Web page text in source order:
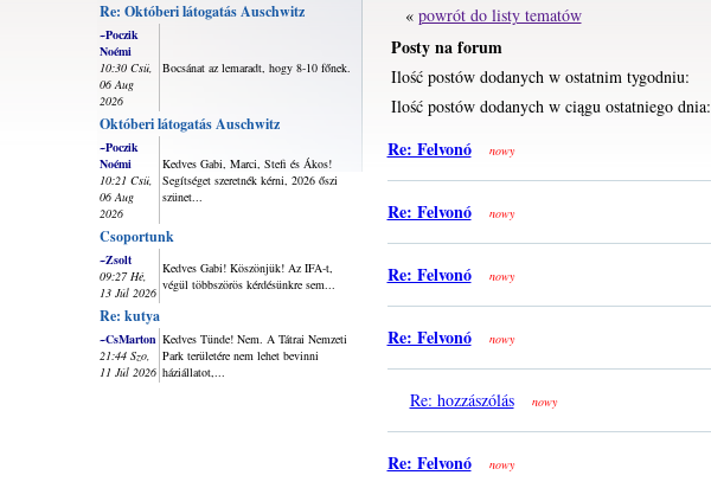
Re: Októberi látogatás Auschwitz
~Poczik
Noémi
10:30 Csü,
06 Aug
2026
Bocsánat az lemaradt, hogy 8-10 főnek.
Októberi látogatás Auschwitz
~Poczik
Noémi
10:21 Csü,
06 Aug
2026
Kedves Gabi, Marci, Stefi és Ákos!
Segítséget szeretnék kérni, 2026 őszi
szünet...
Csoportunk
~Zsolt
09:27 Hé,
13 Júl 2026
Kedves Gabi! Köszönjük! Az IFA-t,
végül többszörös kérdésünkre sem...
Re: kutya
~CsMarton
21:44 Szo,
11 Júl 2026
Kedves Tünde! Nem. A Tátrai Nemzeti
Park területére nem lehet bevinni
háziállatot,...
« powrót do listy tematów
Posty na forum
Ilość postów dodanych w ostatnim tygodniu:
Ilość postów dodanych w ciągu ostatniego dnia:
Re: Felvonó
nowy
Re: Felvonó nowy
Re: Felvonó nowy
Re: Felvonó nowy
Re: hozzászólás nowy
Re: Felvonó nowy